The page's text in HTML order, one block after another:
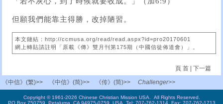
但願我們能靠主得勝，改掉陋習。
本文鏈結：http://ccmusa.org/read/read.aspx?id=pro20170601
網上轉貼請註明「原載《傳》雙月刊第175期（中國信徒佈道會）」。
頁 首 | 下一篇
《中信》(繁)>>
《中信》(简)>> 《传》(简)>> Challenger>>
Copyright © 1961-2026 Chinese Christian Mission USA. All Rights Reserved.
PO Box 750759, Petaluma, CA 94975-0759, USA. Tel: 707-762-1314 Fax: 707-762-1713